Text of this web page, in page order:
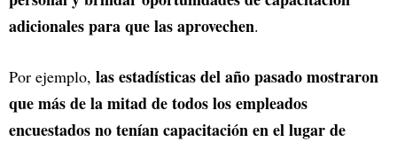
adicionales para que las aprovechen.
Por ejemplo, las estadísticas del año pasado mostraron
que más de la mitad de todos los empleados
encuestados no tenían capacitación en el lugar de